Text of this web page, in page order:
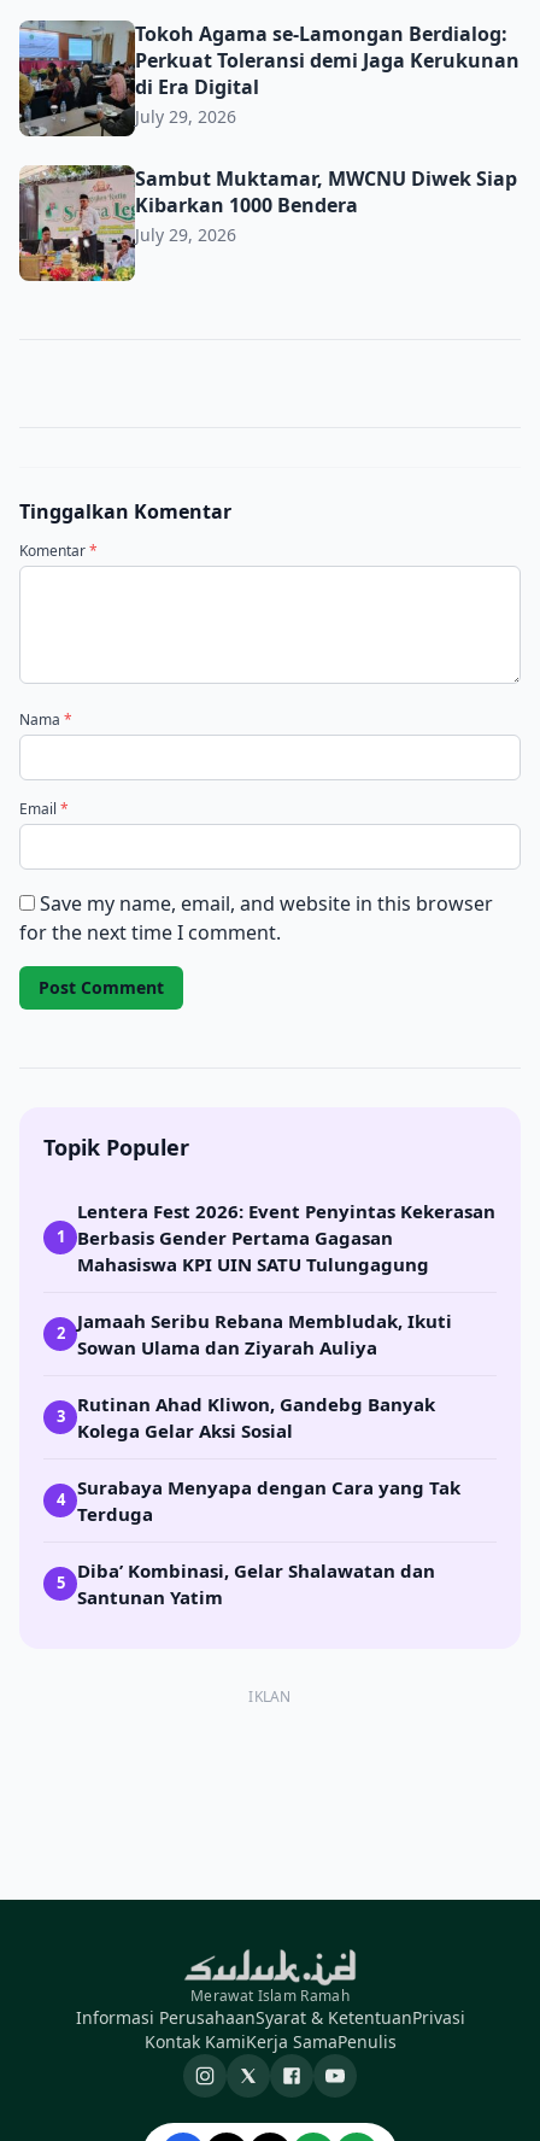
Tokoh Agama se-Lamongan Berdialog: Perkuat
Tokoh Agama se-Lamongan Berdialog:
Perkuat Toleransi demi Jaga Kerukunan
di Era Digital
July 29, 2026
Sambut Muktamar, MWCNU Diwek Siap Kibarkan 1000
Sambut Muktamar, MWCNU Diwek Siap
Kibarkan 1000 Bendera
July 29, 2026
Tinggalkan Komentar
Komentar*
Nama *
Email *
Save my name, email, and website in this browser
for the next time I comment.
Topik Populer
1
Lentera Fest 2026: Event Penyintas Kekerasan
Berbasis Gender Pertama Gagasan
Mahasiswa KPI UIN SATU Tulungagung
2
Jamaah Seribu Rebana Membludak, Ikuti
Sowan Ulama dan Ziyarah Auliya
3
Rutinan Ahad Kliwon, Gandebg Banyak
Kolega Gelar Aksi Sosial
4
Surabaya Menyapa dengan Cara yang Tak
Terduga
5
Diba’ Kombinasi, Gelar Shalawatan dan
Santunan Yatim
IKLAN
Merawat Islam Ramah
Informasi PerusahaanSyarat & KetentuanPrivasi
Kontak KamiKerja SamaPenulis
Instagram
X FacebookYouTube